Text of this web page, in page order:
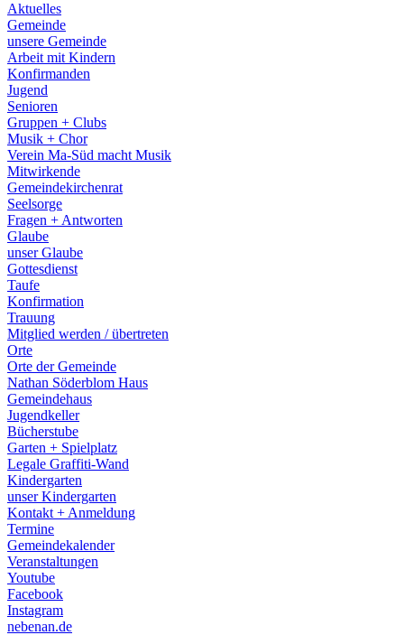
Aktuelles
Gemeinde
unsere Gemeinde
Arbeit mit Kindern
Konfirmanden
Jugend
Senioren
Gruppen + Clubs
Musik + Chor
Verein Ma-Süd macht Musik
Mitwirkende
Gemeindekirchenrat
Seelsorge
Fragen + Antworten
Glaube
unser Glaube
Gottesdienst
Taufe
Konfirmation
Trauung
Mitglied werden / übertreten
Orte
Orte der Gemeinde
Nathan Söderblom Haus
Gemeindehaus
Jugendkeller
Bücherstube
Garten + Spielplatz
Legale Graffiti-Wand
Kindergarten
unser Kindergarten
Kontakt + Anmeldung
Termine
Gemeindekalender
Veranstaltungen
Youtube
Facebook
Instagram
nebenan.de